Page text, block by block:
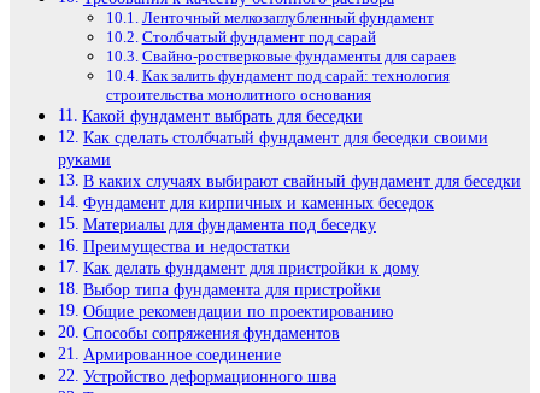
Ленточный мелкозаглубленный фундамент
Столбчатый фундамент под сарай
Свайно-ростверковые фундаменты для сараев
Как залить фундамент под сарай: технология
строительства монолитного основания
Какой фундамент выбрать для беседки
Как сделать столбчатый фундамент для беседки своими
руками
В каких случаях выбирают свайный фундамент для беседки
Фундамент для кирпичных и каменных беседок
Материалы для фундамента под беседку
Преимущества и недостатки
Как делать фундамент для пристройки к дому
Выбор типа фундамента для пристройки
Общие рекомендации по проектированию
Способы сопряжения фундаментов
Армированное соединение
Устройство деформационного шва